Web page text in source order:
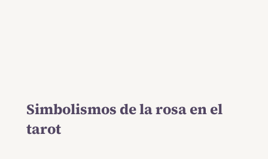
Simbolismos de la rosa en el
tarot